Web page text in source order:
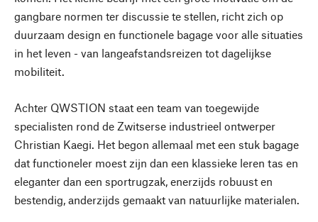
gangbare normen ter discussie te stellen, richt zich op
duurzaam design en functionele bagage voor alle situaties
in het leven - van langeafstandsreizen tot dagelijkse
mobiliteit.
Achter QWSTION staat een team van toegewijde
specialisten rond de Zwitserse industrieel ontwerper
Christian Kaegi. Het begon allemaal met een stuk bagage
dat functioneler moest zijn dan een klassieke leren tas en
eleganter dan een sportrugzak, enerzijds robuust en
bestendig, anderzijds gemaakt van natuurlijke materialen.